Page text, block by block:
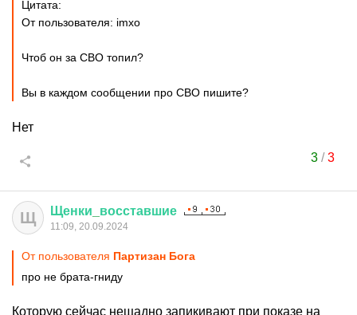
Цитата:
От пользователя: imxo
Чтоб он за СВО топил?
Вы в каждом сообщении про СВО пишите?
Нет
3/ 3
Щ Щенки восставшие
11:09, 20.09.2024
От пользователя Партизан Бога
про не брата-гниду
Которую сейчас нещадно запикивают при показе на